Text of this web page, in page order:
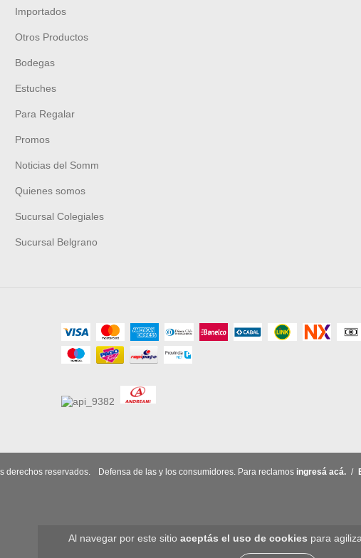
Al navegar por este sitio aceptás el uso de cookies para
Importados
Otros Productos
Bodegas
Estuches
Para Regalar
Promos
Noticias del Somm
Quienes somos
Sucursal Colegiales
Sucursal Belgrano
derechos reservados. Defensa de las y los consumidores. Para reclamos ingresá acá. /